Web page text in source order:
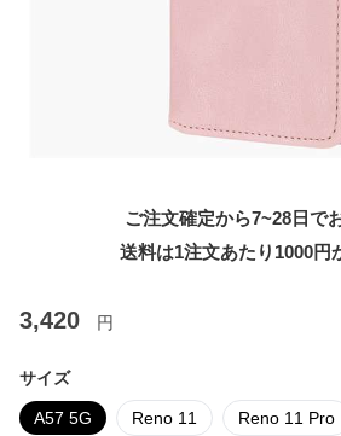
ご注文確定から7~28日で
送料は1注文あたり 1000円
3,420 円
サイズ
A57 5G Reno 11 Reno 11 Pro